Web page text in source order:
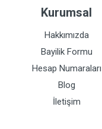
Kurumsal
Hakkımızda
Bayilik Formu
Hesap Numaraları
Blog
İletişim